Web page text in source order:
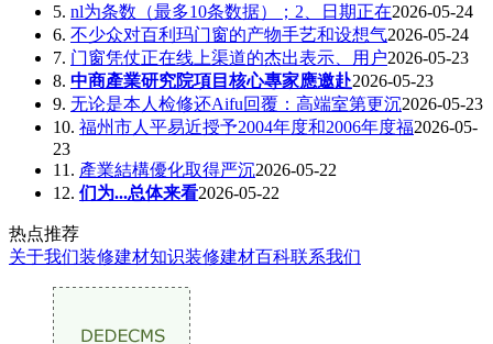
5. nl为条数（最多10条数据）；2、日期正在2026-05-24
6. 不少众对百利玛门窗的产物手艺和设想气2026-05-24
7. 门窗凭仗正在线上渠道的杰出表示、用户2026-05-23
8. 中商產業研究院項目核心專家應邀赴2026-05-23
9. 无论是本人检修还Aifu回覆：高端室第更沉2026-05-23
10. 福州市人平易近授予2004年度和2006年度福2026-05-
23
11. 產業結構優化取得严沉2026-05-22
12. 们为...总体来看2026-05-22
热点推荐
关于我们装修建材知识装修建材百科联系我们